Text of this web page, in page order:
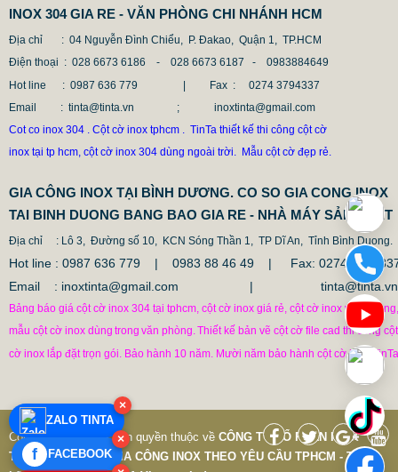
×
ZALO TINTA
×
f FACEBOOK
685.700 VNĐ865.700 VNĐ
INOX 304 GIA RE - VĂN PHÒNG CHI NHÁNH HCM
Địa chỉ
: 04 Nguyễn Đình Chiểu, P. Đakao, Quận 1, TP.HCM
Điện thoại : 028 6673 6186 - 028 6673 6187 -
0983884649
Hot line
: 0987 636 779 | Fax :
0274 3794337
Email
: tinta@tinta.vn ; inoxtinta@gmail.com
Cot co inox 304 . Cột cờ inox tphcm . TinTa thiết kế thi công cột cờ
inox tại tp hcm, cột cờ inox 304 dùng ngoài trời. Mẫu cột cờ đẹp rẻ.
GIA CÔNG INOX TẠI BÌNH DƯƠNG. CO SO GIA CONG INOX
TAI BINH DUONG BANG BAO GIA RE - NHÀ MÁY SẢN XUẤT
Địa chỉ : Lô 3, Đường số 10, KCN Sóng Thần 1, TP Dĩ An, Tỉnh Bình Duong.
Hot line : 0987 636 779 | 0983 88 46 49 |
Fax:
Email : inoxtinta@gmail.com | tinta@tinta.vn
Bảng báo giá cột cờ inox 304 tại tphcm, cột cờ inox giá rẻ, cột cờ inox văn phòng,
mẫu cột cờ inox dùng trong văn phòng.Thiết kế bản vẽ cột cờ file cad thi công cột
cờ inox lắp đặt trọn gói. Bảo hành 10 năm. Mười năm bảo hành cột cờ inox
Copyright © 7-2019 Bản quyền thuộc về CÔNG TY CỔ PHẦN INOX
TINTA VIỆT NAM|GIA CÔNG INOX THEO YÊU CẦU TPHCM - Thiết